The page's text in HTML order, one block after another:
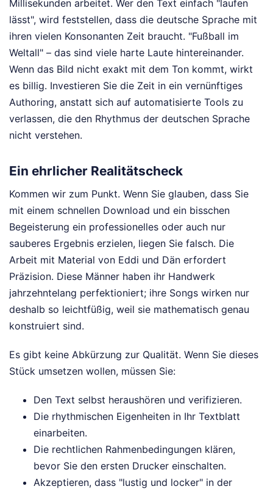
Millisekunden arbeitet. Wer den Text einfach "laufen
lässt", wird feststellen, dass die deutsche Sprache mit
ihren vielen Konsonanten Zeit braucht. "Fußball im
Weltall" – das sind viele harte Laute hintereinander.
Wenn das Bild nicht exakt mit dem Ton kommt, wirkt
es billig. Investieren Sie die Zeit in ein vernünftiges
Authoring, anstatt sich auf automatisierte Tools zu
verlassen, die den Rhythmus der deutschen Sprache
nicht verstehen.
Ein ehrlicher Realitätscheck
Kommen wir zum Punkt. Wenn Sie glauben, dass Sie
mit einem schnellen Download und ein bisschen
Begeisterung ein professionelles oder auch nur
sauberes Ergebnis erzielen, liegen Sie falsch. Die
Arbeit mit Material von Eddi und Dän erfordert
Präzision. Diese Männer haben ihr Handwerk
jahrzehntelang perfektioniert; ihre Songs wirken nur
deshalb so leichtfüßig, weil sie mathematisch genau
konstruiert sind.
Es gibt keine Abkürzung zur Qualität. Wenn Sie dieses
Stück umsetzen wollen, müssen Sie:
Den Text selbst heraushören und verifizieren.
Die rhythmischen Eigenheiten in Ihr Textblatt
einarbeiten.
Die rechtlichen Rahmenbedingungen klären,
bevor Sie den ersten Drucker einschalten.
Akzeptieren, dass "lustig und locker" in der